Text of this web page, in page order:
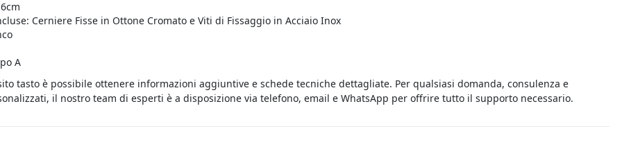
Cerniere Fisse in Ottone Cromato e Viti di Fissaggio in Acciaio Inox
A
tasto è possibile ottenere informazioni aggiuntive e schede tecniche dettagliate. Per qualsiasi domanda, consulenza e
il nostro team di esperti è a disposizione via telefono, email e WhatsApp per offrire tutto il supporto necessario.